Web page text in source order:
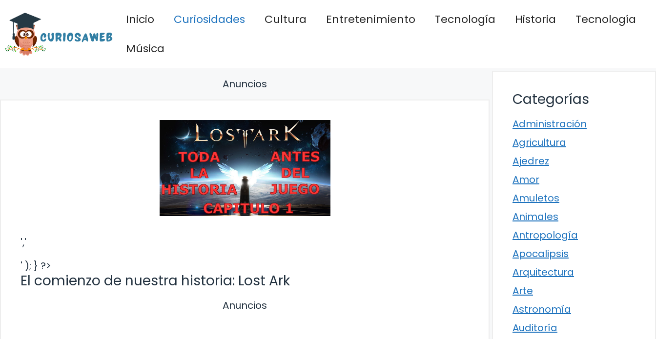
contenido
Inicio Curiosidades Cultura Entretenimiento Tecnología Historia
Tecnología
Música
Anuncios
','
' ); } ?>
El comienzo de nuestra historia: Lost Ark
Anuncios
Categorías
Administración
Agricultura
Ajedrez
Amor
Amuletos
Animales
Antropología
Apocalipsis
Arquitectura
Arte
Astronomía
Auditoría